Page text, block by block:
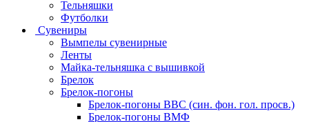
Тельняшки
Футболки
Сувениры
Вымпелы сувенирные
Ленты
Майка-тельняшка с вышивкой
Брелок
Брелок-погоны
Брелок-погоны ВВС (син. фон. гол. просв.)
Брелок-погоны ВМФ